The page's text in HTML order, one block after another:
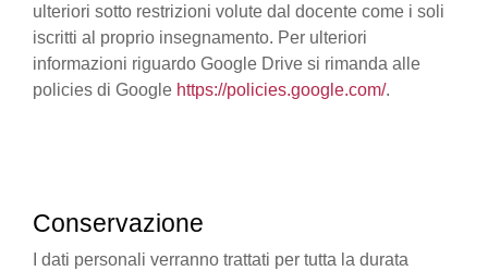
ulteriori sotto restrizioni volute dal docente come i soli
iscritti al proprio insegnamento. Per ulteriori
informazioni riguardo Google Drive si rimanda alle
policies di Google https://policies.google.com/.
Conservazione
I dati personali verranno trattati per tutta la durata